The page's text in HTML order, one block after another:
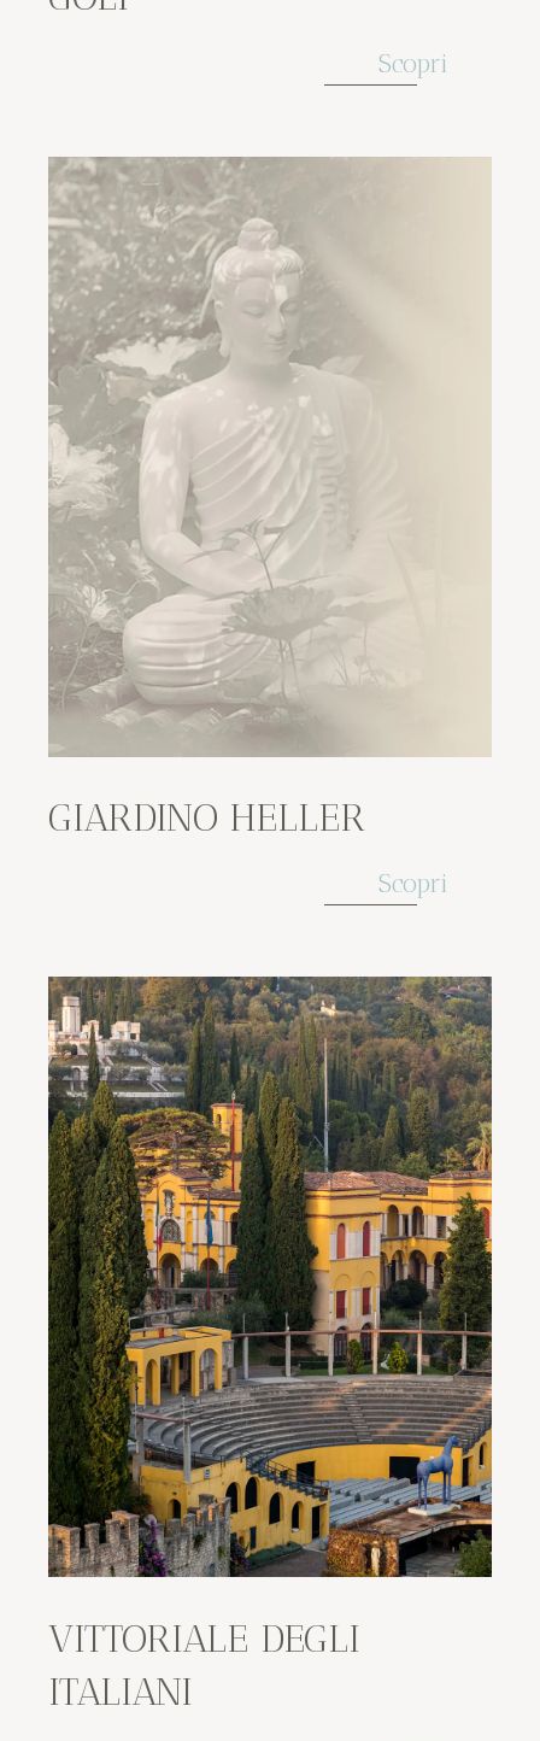
Scopri
GIARDINO HELLER
Scopri
VITTORIALE DEGLI
ITALIANI